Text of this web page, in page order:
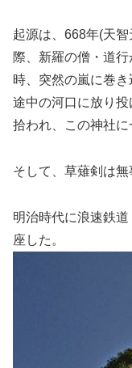
起源は、668年(天
際、新羅の僧・道
時、突然の嵐に巻き
途中の河口に放り
拾われ、この神社に
そして、草薙剣は無
明治時代に浪速鉄
座した。